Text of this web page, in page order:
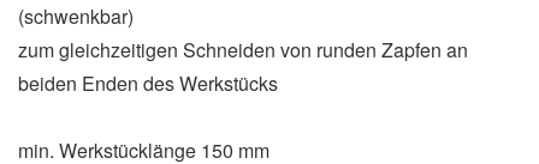
(schwenkbar)
zum gleichzeitigen Schneiden von runden Zapfen an
beiden Enden des Werkstücks
min. Werkstücklänge 150 mm